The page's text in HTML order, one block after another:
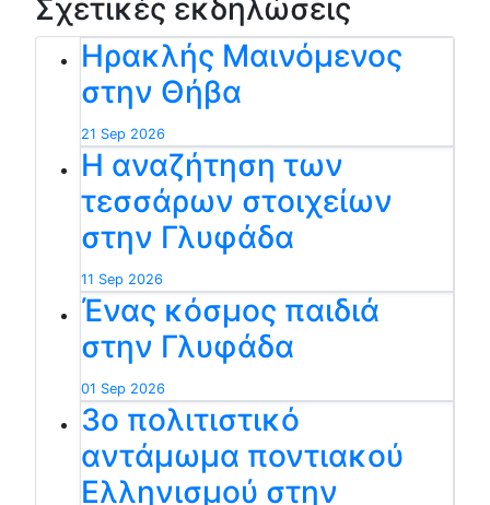
Σχετικές εκδηλώσεις
Ηρακλής Μαινόμενος
στην Θήβα
21 Sep 2026
Η αναζήτηση των
τεσσάρων στοιχείων
στην Γλυφάδα
11 Sep 2026
Ένας κόσμος παιδιά
στην Γλυφάδα
01 Sep 2026
3ο πολιτιστικό
αντάμωμα ποντιακού
Ελληνισμού στην